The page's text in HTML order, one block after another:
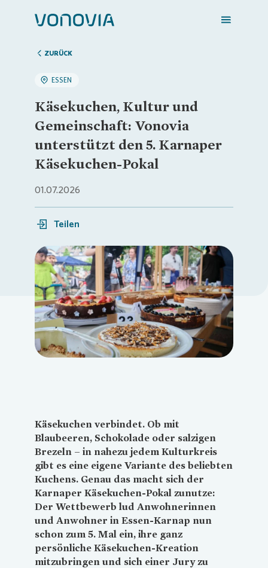
Zuhause finden
Mein Zuhause
Meine Stadt
Login
ZURÜCK
ESSEN
Käsekuchen, Kultur und
Gemeinschaft: Vonovia
unterstützt den 5. Karnaper
Käsekuchen-Pokal
01.07.2026
Teilen
Loading...
Käsekuchen verbindet. Ob mit
Blaubeeren, Schokolade oder salzigen
Brezeln – in nahezu jedem Kulturkreis
gibt es eine eigene Variante des beliebten
Kuchens. Genau das macht sich der
Karnaper Käsekuchen-Pokal zunutze:
Der Wettbewerb lud Anwohnerinnen
und Anwohner in Essen-Karnap nun
schon zum 5. Mal ein, ihre ganz
persönliche Käsekuchen-Kreation
mitzubringen und sich einer Jury zu